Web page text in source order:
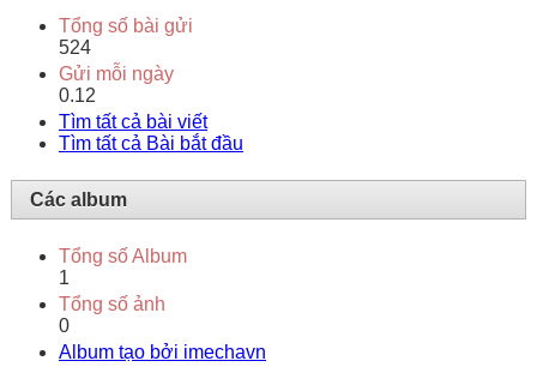
Tổng số bài gửi
524
Gửi mỗi ngày
0.12
Tìm tất cả bài viết
Tìm tất cả Bài bắt đầu
Các album
Tổng số Album
1
Tổng số ảnh
0
Album tạo bởi imechavn